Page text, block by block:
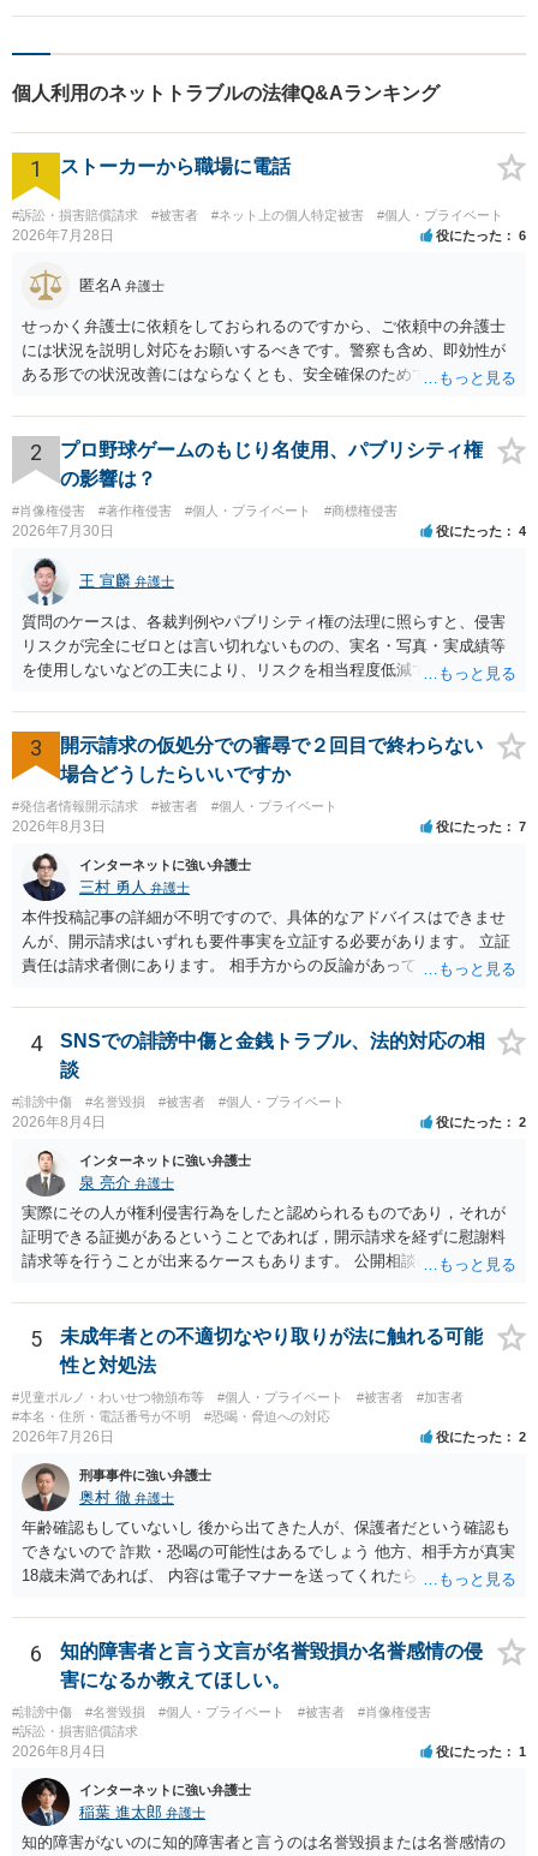
個人利用のネットトラブルの法律Q&Aランキング
1 ストーカーから職場に電話
#訴訟・損害賠償請求 #被害者 #ネット上の個人特定被害 #個人・プライベート
2026年7月28日 役にたった 6
匿名A 弁護士
せっかく弁護士に依頼をしておられるのですから、ご依頼中の弁護士
には状況を説明し対応をお願いするべきです。警察も含め、即効性が
ある形での状況改善にはならなくとも、安全確保のためできることは
2
プロ野球ゲームのもじり名使用、パブリシティ権
の影響は？
#肖像権侵害 #著作権侵害 #個人・プライベート #商標権侵害
2026年7月30日 役にたった 4
王 宣麟 弁護士
質問のケースは、各裁判例やパブリシティ権の法理に照らすと、侵害
リスクが完全にゼロとは言い切れないものの、実名・写真・実成績等
を使用しないなどの工夫により、リスクを相当程度低減できる設計に
推測できる」という点は、裁判で争われた場合に「専ら顧客吸引力の
利用を目的とする」と判断される余地を残すため、一定の注意が必要
です。 また、広告収益の有無は、侵害判断に一定の影響を与える可能
性がありますが、決定的要因ではありません。 パブリシティ権侵害の
成否は、主に「専ら顧客吸引力の利用を目的とするか」という点で判
断されます。広告収益があることは「商業的目的」を強く示す要素で
すが、それだけで直ちに侵害となるわけではありません。完全無償・
非営利であれば「表現の自由」「創作物」としての側面が強く評価さ
れる可能性があります。一方、広告収益がある場合は「商業利用」と
しての色彩が強まり、リスクが高まる可能性があります。 公開前に変
更・確認しておく事項については、公開の場でアドバイスするにも限
界があるかと思うので、資料等を持参の上、弁護士に相談されること
も一つかと存じます。
3
開示請求の仮処分での審尋で２回目で終わらない
場合どうしたらいいですか
#発信者情報開示請求 #被害者 #個人・プライベート
2026年8月3日 役にたった 7
インターネットに強い弁護士
三村 勇人 弁護士
本件投稿記事の詳細が不明ですので、具体的なアドバイスはできませ
んが、開示請求はいずれも要件事実を立証する必要があります。 立証
責任は請求者側にあります。 相手方からの反論があっても、裁判官が
方が口頭で反論したのは、仮処分は迅速性が要求されるためです。 書
面での反論となれば、より遅延する可能性がございます。 また、本件
はXのため、APのIPアドレスの保存期間の問題もございます。 開示請
求は法律知識が不可欠ですが、それだけでは足りず、実務を踏まえた
方法を選択することが重要です。
4
SNSでの誹謗中傷と金銭トラブル、法的対応の相
談
#誹謗中傷 #名誉毀損 #被害者 #個人・プライベート
2026年8月4日 役にたった 2
インターネットに強い弁護士
泉 亮介 弁護士
実際にその人が権利侵害行為をしたと認められるものであり，それが
証明できる証拠があるということであれば，開示請求を経ずに慰謝料
請求等を行うことが出来るケースもあります。 公開相談の場では回答
に個別に相談されると良いでしょう。
5
未成年者との不適切なやり取りが法に触れる可能
性と対処法
#児童ポルノ・わいせつ物頒布等 #個人・プライベート #被害者
#加害者
#本名・住所・電話番号が不明
#恐喝・脅迫への対応
2026年7月26日 役にたった 2
刑事事件に強い弁護士
奥村 徹 弁護士
年齢確認もしていないし 後から出てきた人が、保護者だという確認も
できないので 詐欺・恐喝の可能性はあるでしょう 他方、相手方が真実
18歳未満であれば、 内容は電子マナーを送ってくれたら自慰行為など
画の尺は10分ほど、服を着たままで胸を触って欲しい、などの要望を
して、要求された金額(1000円程度)の電子マネーを送信してしまいま
した。 そこから、撮影するまで暇なので顔の雰囲気の写真を交換して
欲しい、住んでいる都道府県と区を教えてと言われたので教えたりと
言ったやり取りをしていました。 というやりとりは、青少年条例違反
（わいせつ行為）の疑いがあります。18歳未満と知らなくても処罰可
6
知的障害者と言う文言が名誉毀損か名誉感情の侵
害になるか教えてほしい。
#誹謗中傷 #名誉毀損 #個人・プライベート #被害者
#肖像権侵害
#訴訟・損害賠償請求
2026年8月4日 役にたった 1
インターネットに強い弁護士
稲葉 進太郎 弁護士
知的障害がないのに知的障害者と言うのは名誉毀損または名誉感情の